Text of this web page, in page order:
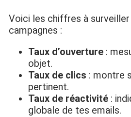
Voici les chiffres à
campagnes :
Taux d’ouverture :
objet.
Taux de clics : montre
pertinent.
Taux de réactivité :
globale de tes emails.